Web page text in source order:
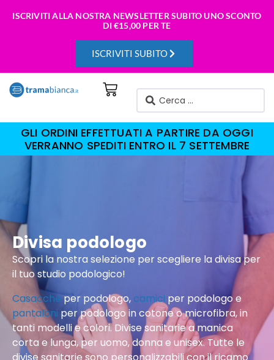
ISCRIVITI ALLA NOSTRA NEWSLETTER SUBITO UNO SCONTO
DI€15,00 PER TE
ISCRIVITI SUBITO
GLI ORDINI EFFETTUATI A PARTIRE DA OGGI
VERRANNO SPEDITI ENTRO IL 7 SETTEMBRE
Divisa podologo
Scopri la nostra selezione per scegliere la divisa per
il tuo studio podologico!
Casacche per podologo, camici per podologo e
pantaloni per podologo in cotone o microfibra, in
tanti modelli e colori. Divise sanitarie a manica
corta e lunga, per uomo, donna e unisex. Tutte le